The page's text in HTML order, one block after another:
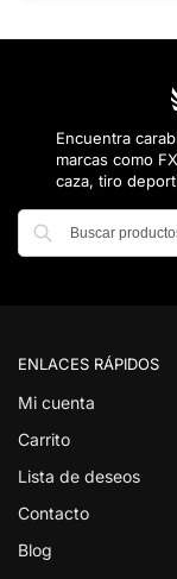
Encuentra
marcas como
caza, tiro
ENLACES RÁPIDOS
Mi cuenta
Carrito
Lista de deseos
Contacto
Blog